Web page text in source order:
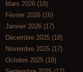
Mars 2026 (18)
Février 2026 (16)
Janvier 2026 (17)
Décembre 2025 (18)
Novembre 2025 (17)
Octobre 2025 (18)